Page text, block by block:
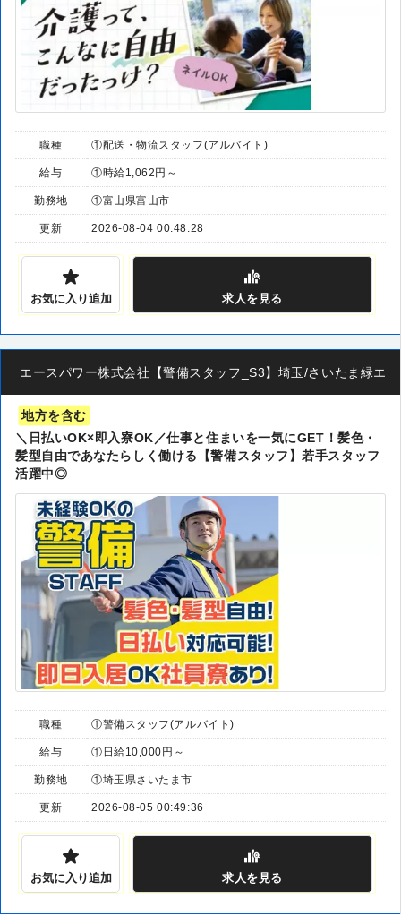
職種 ①配送・物流スタッフ(アルバイト)
給与 ①時給1,062円～
勤務地 ①富山県富山市
更新 2026-08-04 00:48:28
お気に入り追加 求人 を見る
エースパワー株式会社【警備スタッフ_S3】埼玉/さいたま緑エ
地方を含む
＼日払いOK×即入寮OK／仕事と住まいを一気にGET！髪色・
髪型自由であなたらしく働ける【警備スタッフ】若手スタッフ
活躍中◎
職種 ①警備スタッフ(アルバイト)
給与 ①日給10,000円～
勤務地 ①埼玉県さいたま市
更新 2026-08-05 00:49:36
お気に入り追加 求人を見る